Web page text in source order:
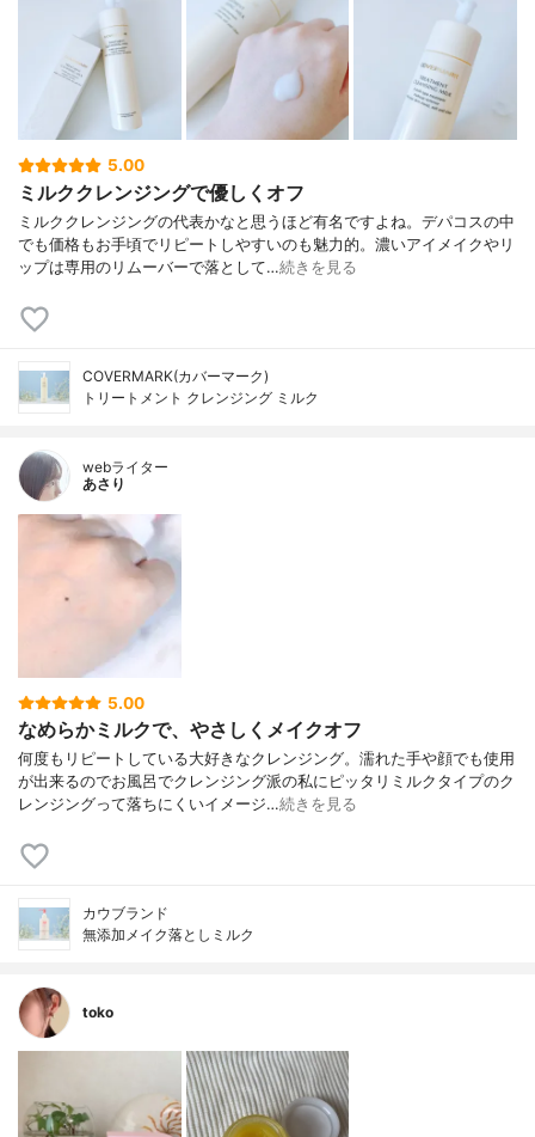
5.00
ミルククレンジングで優しくオフ
ミルククレンジングの代表かなと思うほど有名ですよね。デパコスの中
でも価格もお手頃でリピートしやすいのも魅力的。濃いアイメイクやリ
ップは専用のリムーバーで落として…続きを見る
COVERMARK(カバーマーク)
トリートメント クレンジング ミルク
webライター
あさり
5.00
なめらかミルクで、やさしくメイクオフ
何度もリピートしている大好きなクレンジング。濡れた手や顔でも使用
が出来るのでお風呂でクレンジング派の私にピッタリミルクタイプのク
レンジングって落ちにくいイメージ…続きを見る
カウブランド
無添加メイク落としミルク
toko